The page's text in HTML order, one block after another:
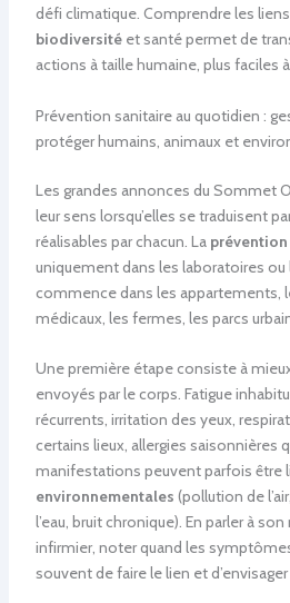
défi climatique. Comprendre les
biodiversitéet santé permet de
actions à taille humaine, plus faciles
Prévention sanitaire au quotidien :
protéger humains, animaux et
Les grandes annonces du Sommet
leur sens lorsqu’elles se traduisent
réalisables par chacun. La
uniquement dans les laboratoires ou
commence dans les appartements,
médicaux, les fermes, les parcs
Une première étape consiste à
envoyés par le corps. Fatigue
récurrents, irritation des yeux,
certains lieux, allergies saisonnières
manifestations peuvent parfois être
environnementales (pollution de
l’eau, bruit chronique). En parler à
infirmier, noter quand les
souvent de faire le lien et